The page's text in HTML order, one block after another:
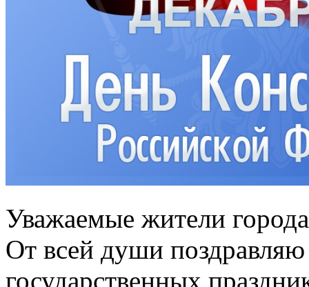
Уважаемые жители
От всей души
государственных